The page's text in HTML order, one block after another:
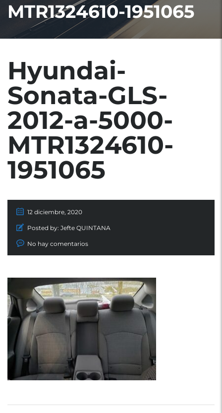
MTR1324610-1951065
Hyundai-
Sonata-GLS-
2012-a-5000-
MTR1324610-
1951065
12 diciembre, 2020
Posted by: Jefte QUINTANA
No hay comentarios